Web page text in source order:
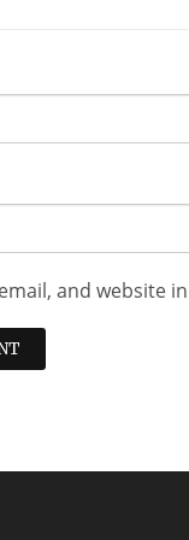
and website